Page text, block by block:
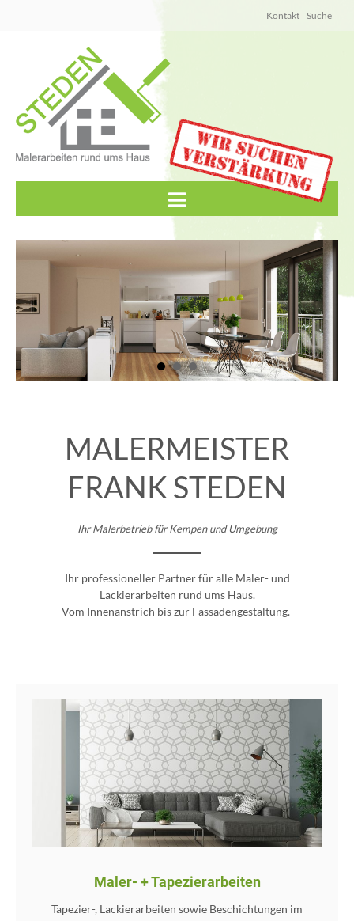
Kontakt Suche
MALERMEISTER
FRANK STEDEN
Ihr Malerbetrieb für Kempen und Umgebung
Ihr professioneller Partner für alle Maler- und
Lackierarbeiten rund ums Haus.
Vom Innenanstrich bis zur Fassadengestaltung.
Maler- + Tapezierarbeiten
Tapezier-, Lackierarbeiten sowie Beschichtungen im